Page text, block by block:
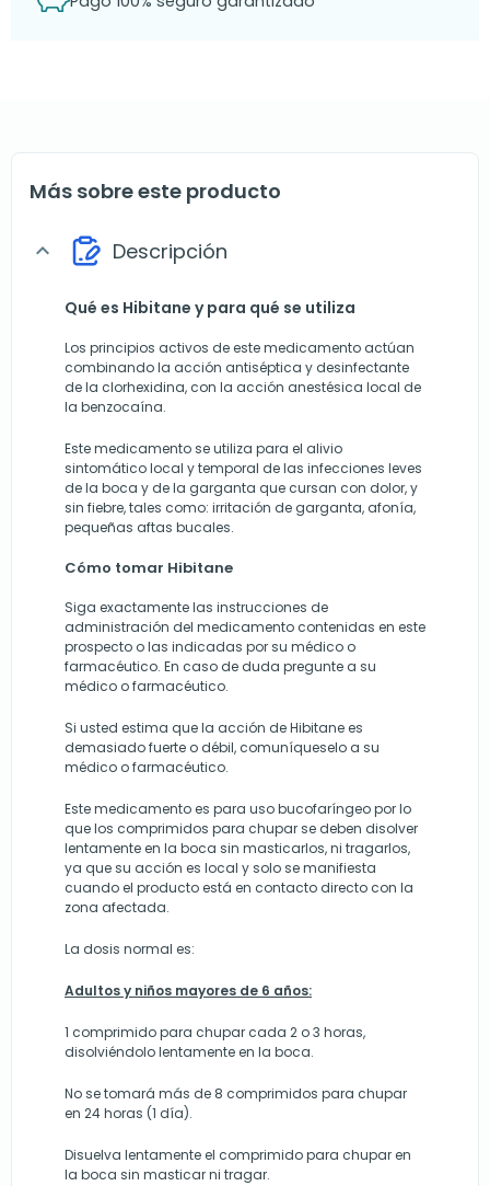
Más sobre este producto
expand_more Descripción
Qué es Hibitane y para qué se utiliza
Los principios activos de este medicamento actúan
combinando la acción antiséptica y desinfectante
de la clorhexidina, con la acción anestésica local de
la benzocaína.
Este medicamento se utiliza para el alivio
sintomático local y temporal de las infecciones leves
de la boca y de la garganta que cursan con dolor, y
sin fiebre, tales como: irritación de garganta, afonía,
pequeñas aftas bucales.
Cómo tomar Hibitane
Siga exactamente las instrucciones de
administración del medicamento contenidas en este
prospecto o las indicadas por su médico o
farmacéutico. En caso de duda pregunte a su
médico o farmacéutico.
Si usted estima que la acción de Hibitane es
demasiado fuerte o débil, comuníqueselo a su
médico o farmacéutico.
Este medicamento es para uso bucofaríngeo por lo
que los comprimidos para chupar se deben disolver
lentamente en la boca sin masticarlos, ni tragarlos,
ya que su acción es local y solo se manifiesta
cuando el producto está en contacto directo con la
zona afectada.
La dosis normal es:
Adultos y niños mayores de 6 años:
1 comprimido para chupar cada 2 o 3 horas,
disolviéndolo lentamente en la boca.
No se tomará más de 8 comprimidos para chupar
en 24 horas (1 día).
Disuelva lentamente el comprimido para chupar en
la boca sin masticar ni tragar.